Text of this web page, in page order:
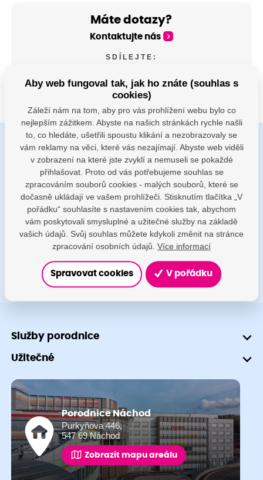
Máte dotazy?
Kontaktujte nás
SDÍLEJTE:
Buďte s námi v kontaktu
Jsme k dispozici pokud potřebujete pomoci
porodnice@nemocnicenachod.cz
+420 491 601 745
Služby porodnice
Užitečné
Porodnice Náchod
Purkyňova 446,
547 69 Náchod
Zobrazit mapu areálu
Aby web fungoval tak, jak ho znáte (souhlas s
cookies)
Záleží nám na tom, aby pro vás prohlížení webu bylo co
nejlepším zážitkem. Abyste na našich stránkách rychle našli
to, co hledáte, ušetřili spoustu klikání a nezobrazovaly se
vám reklamy na věci, které vás nezajímají. Abyste web viděli
v zobrazení na které jste zvyklí a nemuseli se pokaždé
přihlašovat. Proto od vás potřebujeme souhlas se
zpracováním souborů cookies - malých souborů, které se
dočasně ukládají ve vašem prohlížeči. Stisknutím tlačítka „V
pořádku“ souhlasíte s nastavením cookies tak, abychom
vám poskytovali smysluplné a užitečné služby na základě
vašich údajů. Svůj souhlas můžete kdykoli změnit na stránce
zpracování osobních údajů. Více informací
Spravovat cookies V pořádku